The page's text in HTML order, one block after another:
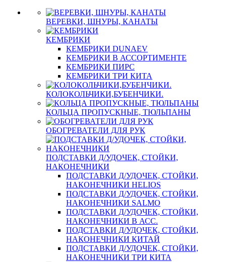
ВЕРЕВКИ, ШНУРЫ, КАНАТЫ
КЕМБРИКИ
КЕМБРИКИ DUNAEV
КЕМБРИКИ В АССОРТИМЕНТЕ
КЕМБРИКИ ПИРС
КЕМБРИКИ ТРИ КИТА
КОЛОКОЛЬЧИКИ,БУБЕНЧИКИ.
КОЛЬЦА ПРОПУСКНЫЕ, ТЮЛЬПАНЫ
ОБОГРЕВАТЕЛИ ДЛЯ РУК
ПОДСТАВКИ Д/УДОЧЕК, СТОЙКИ,
НАКОНЕЧНИКИ
ПОДСТАВКИ Д/УДОЧЕК, СТОЙКИ,
НАКОНЕЧНИКИ HELIOS
ПОДСТАВКИ Д/УДОЧЕК, СТОЙКИ,
НАКОНЕЧНИКИ SALMO
ПОДСТАВКИ Д/УДОЧЕК, СТОЙКИ,
НАКОНЕЧНИКИ В АСС.
ПОДСТАВКИ Д/УДОЧЕК, СТОЙКИ,
НАКОНЕЧНИКИ КИТАЙ
ПОДСТАВКИ Д/УДОЧЕК, СТОЙКИ,
НАКОНЕЧНИКИ ТРИ КИТА